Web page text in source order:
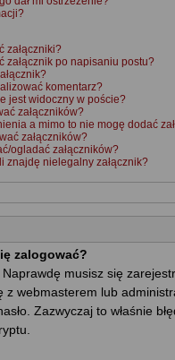
załączniki?
załącznik po napisaniu postu?
komentarz?
jest widoczny w poście?
załączników?
a mimo to nie mogę dodać
załączników?
ogladać załączników?
znajdę nielegalny załącznik?
zalogować?
Naprawdę musisz się
z webmasterem lub
Zazwyczaj to właśnie